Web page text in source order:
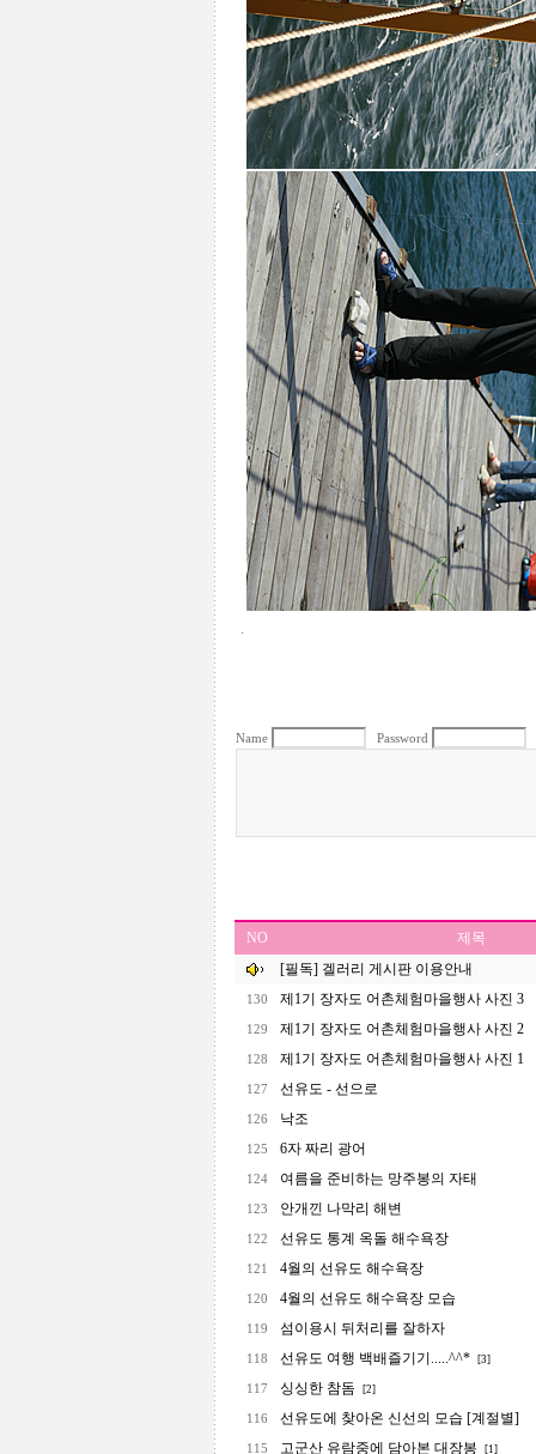
.
Name Password
NO
제목
[필독] 겔러리 게시판 이용안내
130 제1기 장자도 어촌체험마을행사 사진 3
129 제1기 장자도 어촌체험마을행사 사진 2
128 제1기 장자도 어촌체험마을행사 사진 1
127 선유도 - 선으로
126 낙조
125 6자 짜리 광어
124 여름을 준비하는 망주봉의 자태
123 안개낀 나막리 해변
122 선유도 통계 옥돌 해수욕장
121 4월의 선유도 해수욕장
120 4월의 선유도 해수욕장 모습
119 섬이용시 뒤처리를 잘하자
118 선유도 여행 백배즐기기.....^^* [3]
117 싱싱한 참돔 [2]
116 선유도에 찾아온 신선의 모습 [계절별]
115 고군산 유람중에 담아본 대장봉 [1]